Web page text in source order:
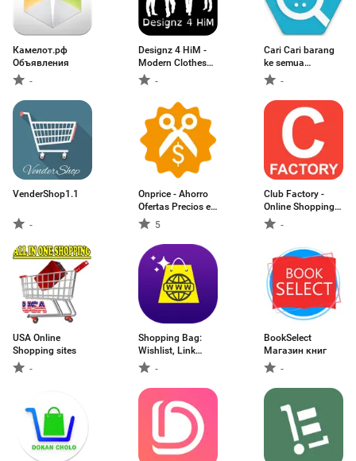
Камелот.рф
Объявления
-
Designz 4 HiM -
Modern Clothes
For The Modern
Male
-
Cari Cari barang
ke semua
toko/
dll).
-
VenderShop1.1
-
Onprice - Ahorro
Ofertas Precios en
supermercado
5
Club Factory -
Online Shopping
App -
USA Online
Shopping sites
-
Shopping Bag:
Wishlist, Link
Organizer
-
BookSelect
Магазин книг
-